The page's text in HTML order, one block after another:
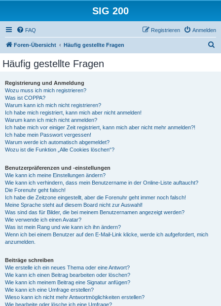
SIG 200
FAQ Anmelden
Registrieren
Foren-Übersicht Häufig gestellte Fragen
Häufig gestellte Fragen
Registrierung und Anmeldung
Wozu muss ich mich registrieren?
Was ist COPPA?
Warum kann ich mich nicht registrieren?
Ich habe mich registriert, kann mich aber nicht anmelden!
Warum kann ich mich nicht anmelden?
Ich habe mich vor einiger Zeit registriert, kann mich aber nicht mehr anmelden?!
Ich habe mein Passwort vergessen!
Warum werde ich automatisch abgemeldet?
Wozu ist die Funktion „Alle Cookies löschen“?
Benutzerpräferenzen und -einstellungen
Wie kann ich meine Einstellungen ändern?
Wie kann ich verhindern, dass mein Benutzername in der Online-Liste auftaucht?
Die Forenuhr geht falsch!
Ich habe die Zeitzone eingestellt, aber die Forenuhr geht immer noch falsch!
Meine Sprache steht auf diesem Board nicht zur Auswahl!
Was sind das für Bilder, die bei meinem Benutzernamen angezeigt werden?
Wie verwende ich einen Avatar?
Was ist mein Rang und wie kann ich ihn ändern?
Wenn ich bei einem Benutzer auf den E-Mail-Link klicke, werde ich aufgefordert, mich
anzumelden.
Beiträge schreiben
Wie erstelle ich ein neues Thema oder eine Antwort?
Wie kann ich einen Beitrag bearbeiten oder löschen?
Wie kann ich meinem Beitrag eine Signatur anfügen?
Wie kann ich eine Umfrage erstellen?
Wieso kann ich nicht mehr Antwortmöglichkeiten erstellen?
Wie bearbeite oder lösche ich eine Umfrage?